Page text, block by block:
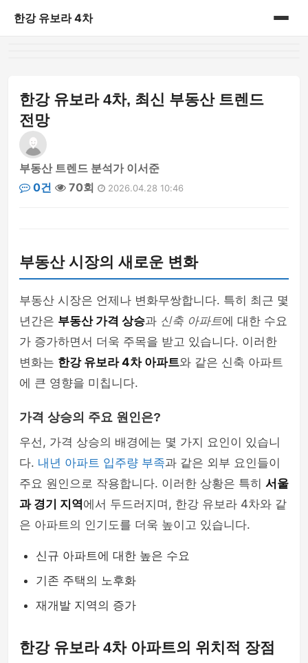
한강 유보라 4차
한강 유보라 4차, 최신 부동산 트렌드
전망
부동산 트렌드 분석가 이서준
0건
70회 2026.04.28 10:46
부동산 시장의 새로운 변화
부동산 시장은 언제나 변화무쌍합니다. 특히 최근 몇
년간은 부동산 가격 상승과 신축 아파트에 대한 수요
가 증가하면서 더욱 주목을 받고 있습니다. 이러한
변화는 한강 유보라 4차 아파트와 같은 신축 아파트
에 큰 영향을 미칩니다.
가격 상승의 주요 원인은?
우선, 가격 상승의 배경에는 몇 가지 요인이 있습니
다. 내년 아파트 입주량 부족과 같은 외부 요인들이
주요 원인으로 작용합니다. 이러한 상황은 특히 서울
과 경기 지역에서 두드러지며, 한강 유보라 4차와 같
은 아파트의 인기도를 더욱 높이고 있습니다.
신규 아파트에 대한 높은 수요
기존 주택의 노후화
재개발 지역의 증가
한강 유보라 4차 아파트의 위치적 장점